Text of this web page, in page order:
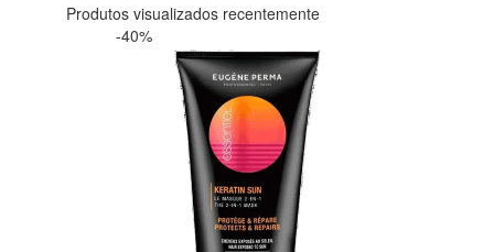
Produtos visualizados recentemente
-40%